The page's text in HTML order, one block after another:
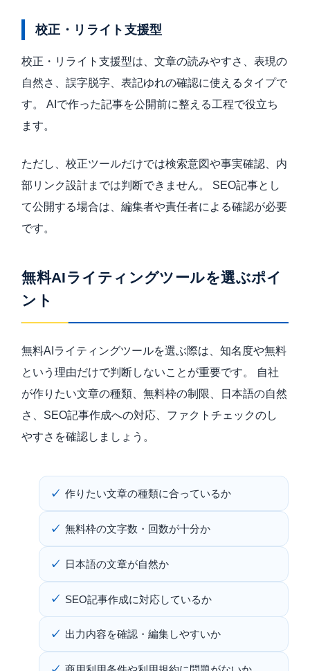
校正・リライト支援型
校正・リライト支援型は、文章の読みやすさ、表現の
自然さ、誤字脱字、表記ゆれの確認に使えるタイプで
す。 AIで作った記事を公開前に整える工程で役立ち
ます。
ただし、校正ツールだけでは検索意図や事実確認、内
部リンク設計までは判断できません。 SEO記事とし
て公開する場合は、編集者や責任者による確認が必要
です。
無料AIライティングツールを選ぶポイ
ント
無料AIライティングツールを選ぶ際は、知名度や無料
という理由だけで判断しないことが重要です。 自社
が作りたい文章の種類、無料枠の制限、日本語の自然
さ、SEO記事作成への対応、ファクトチェックのし
やすさを確認しましょう。
作りたい文章の種類に合っているか
無料枠の文字数・回数が十分か
日本語の文章が自然か
SEO記事作成に対応しているか
出力内容を確認・編集しやすいか